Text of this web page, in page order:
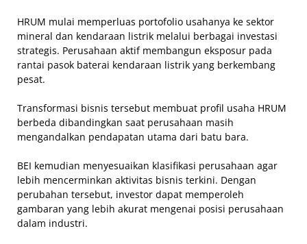
HRUM mulai memperluas portofolio usahanya ke sektor
mineral dan kendaraan listrik melalui berbagai investasi
strategis. Perusahaan aktif membangun eksposur pada
rantai pasok baterai kendaraan listrik yang berkembang
pesat.
Transformasi bisnis tersebut membuat profil usaha HRUM
berbeda dibandingkan saat perusahaan masih
mengandalkan pendapatan utama dari batu bara.
BEI kemudian menyesuaikan klasifikasi perusahaan agar
lebih mencerminkan aktivitas bisnis terkini. Dengan
perubahan tersebut, investor dapat memperoleh
gambaran yang lebih akurat mengenai posisi perusahaan
dalam industri.